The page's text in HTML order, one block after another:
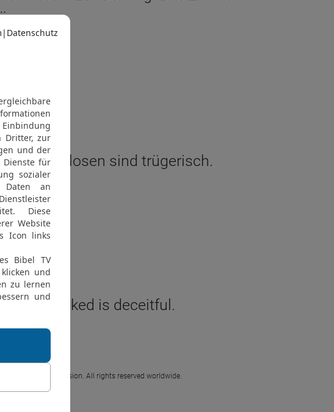
der Gottlosen sind trügerisch.
the wicked is deceitful.
Used with permission. All rights reserved worldwide.